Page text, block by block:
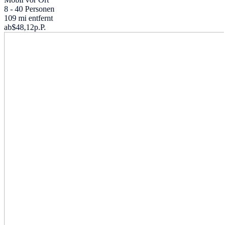
8 - 40 Personen
109 mi entfernt
ab$48,12p.P.